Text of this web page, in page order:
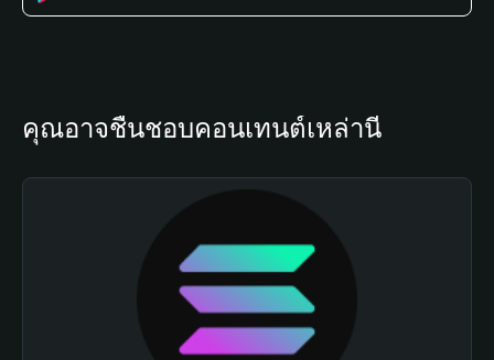
คุณอาจชื่นชอบคอนเทนต์เหล่านี้